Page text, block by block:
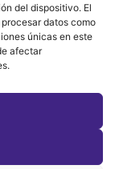
del dispositivo. El
datos como
únicas en este
afectar